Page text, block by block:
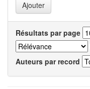
Résultats par page
Auteurs par record